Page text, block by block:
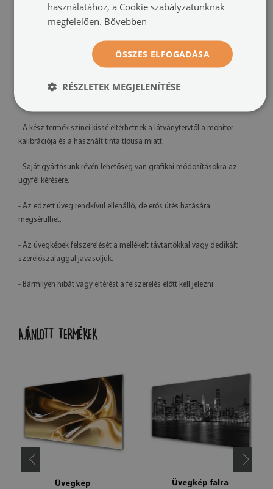
Nyomtatás:UV – fakulásálló
További információk:
- A kész termék színei kissé eltérhetnek a látványtervtől a monitor
kalibrációja és a használt tinta típusa miatt.
- Saját gyártásunk révén lehetőség van grafikai módosításokra az
ügyfél kérésére.
- Az edzett üveg rendkívül ellenálló, de erős ütés hatására
megsérülhet.
- Az üvegképek felszerelését a mellékelt távtartókkal vagy dedikált
szerelőszalaggal javasoljuk.
- Bármilyen hibát vagy eltérést a felszerelés előtt kell jelezni.
AJÁNLOTT TERMÉKEK
Üvegkép
Üvegkép falra
használatához, a Cookie szabályzatunknak
megfelelően. Bővebben
ÖSSZES ELFOGADÁSA
RÉSZLETEK MEGJELENÍTÉSE